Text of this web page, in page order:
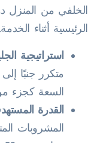
الخلفي من المنزل
الرئيسية أثناء الخدمة.
استراتيجية
متكرر جنبًا
السعة كجزء من
القدرة
المشروبات